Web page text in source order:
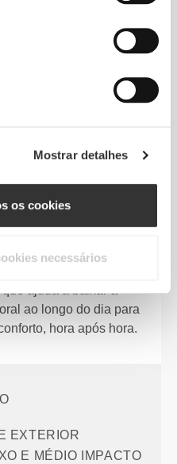
Mostrar detalhes
os cookies
necessários
ação antibacteriana.
UV prejudiciais, o que
para treinos ao
todo o dia.
suave e delicado na
durante todo o dia com
ajuda a baixar a
ao longo do dia para
hora após hora.
EXTERIOR
E MÉDIO IMPACTO